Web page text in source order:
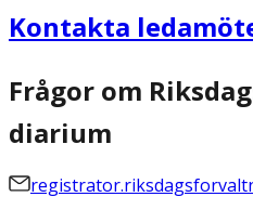
Kontakta
Frågor om
diarium